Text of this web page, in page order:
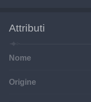
Attributi
Nome
Origine